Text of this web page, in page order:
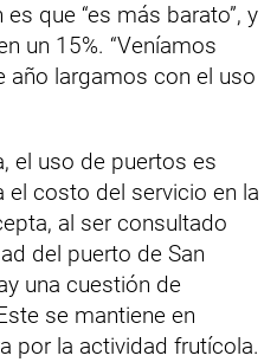
que “es más barato”, y
un 15%. “Veníamos
año largamos con el uso
el uso de puertos es
costo del servicio en la
al ser consultado
del puerto de San
una cuestión de
se mantiene en
por la actividad frutícola.